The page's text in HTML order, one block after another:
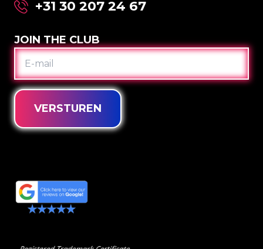
+31 30 207 24 67
JOIN THE CLUB
E-
MAIL
VERSTUREN